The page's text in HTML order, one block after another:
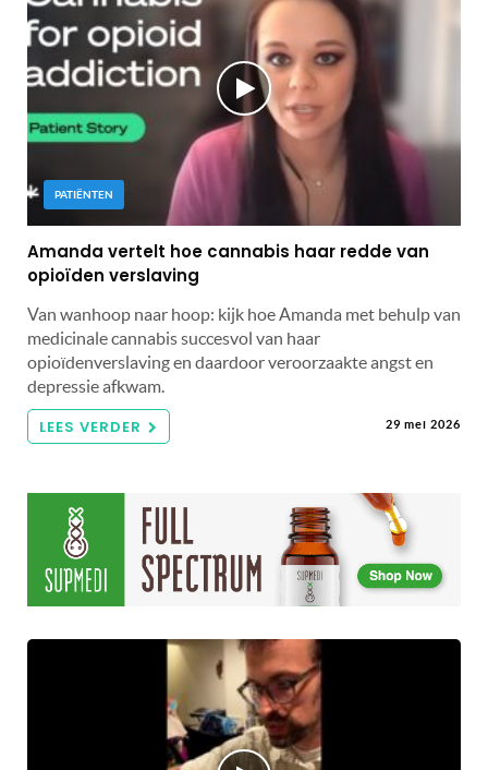
PATIËNTEN
Amanda vertelt hoe cannabis haar redde van
opioïden verslaving
Van wanhoop naar hoop: kijk hoe Amanda met behulp van
medicinale cannabis succesvol van haar
opioïdenverslaving en daardoor veroorzaakte angst en
depressie afkwam.
LEES VERDER 29 mei 2026